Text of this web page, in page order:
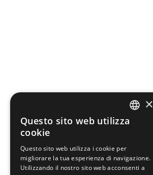
ITALIAN
FRENCH
×
Questo sito web utilizza
cookie
Questo sito web utilizza i cookie per
migliorare la tua esperienza di navigazione.
Utilizzando il nostro sito web acconsenti a